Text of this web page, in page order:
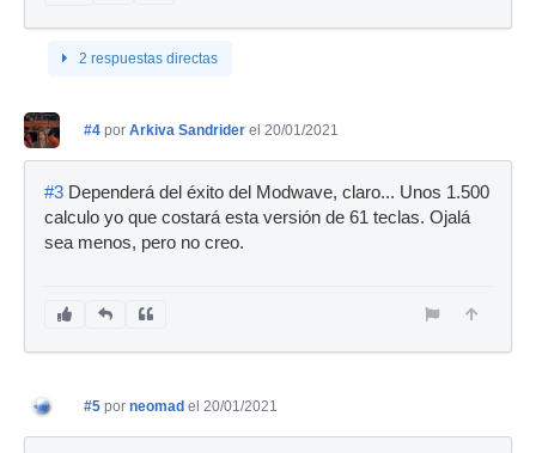
2 respuestas directas
#4 por Arkiva Sandrider el 20/01/2021
#3 Dependerá del éxito del Modwave, claro... Unos 1.500
calculo yo que costará esta versión de 61 teclas. Ojalá
sea menos, pero no creo.
#5 por neomad el 20/01/2021